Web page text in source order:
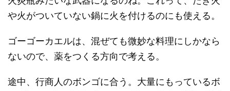
や火がついていない鍋に火を付けるのにも使える。
ゴーゴーカエルは、混ぜても微妙な料理にしかなら
ないので、薬をつくる方向で考える。
途中、行商人のボンゴに合う。大量にもっているボ